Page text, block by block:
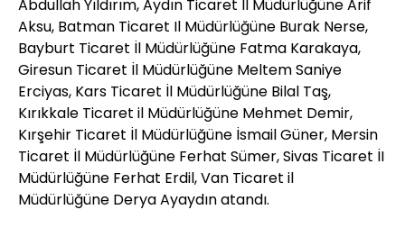
Abdullah Yıldırım, Aydın Ticaret İl Müdürlüğüne Arif
Aksu, Batman Ticaret Il Müdürlüğüne Burak Nerse,
Bayburt Ticaret İl Müdürlüğüne Fatma Karakaya,
Giresun Ticaret İl Müdürlüğüne Meltem Saniye
Erciyas, Kars Ticaret İl Müdürlüğüne Bilal Taş,
Kırıkkale Ticaret il Müdürlüğüne Mehmet Demir,
Kırşehir Ticaret İl Müdürlüğüne İsmail Güner, Mersin
Ticaret İl Müdürlüğüne Ferhat Sümer, Sivas Ticaret İI
Müdürlüğüne Ferhat Erdil, Van Ticaret il
Müdürlüğüne Derya Ayaydın atandı.